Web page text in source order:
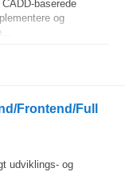
baserede
og
Frontend/Full
udviklings- og